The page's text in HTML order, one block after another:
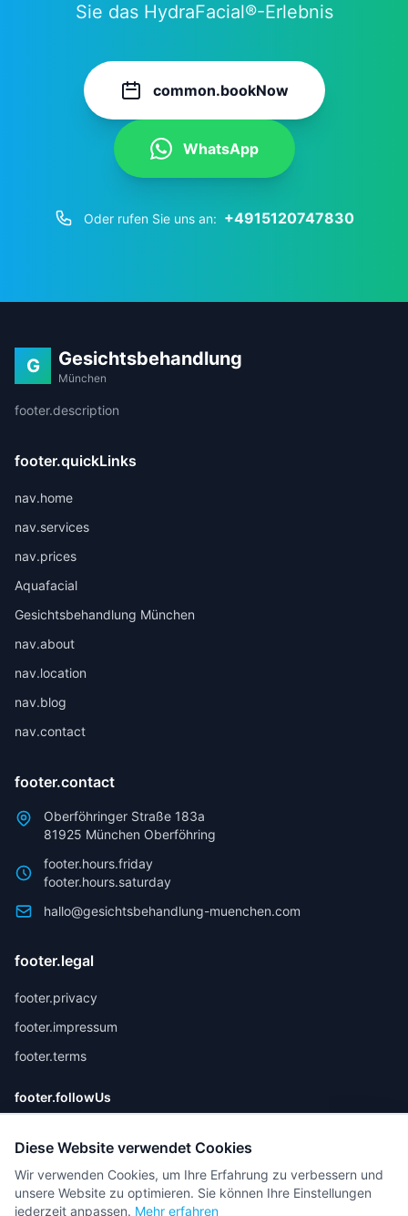
Sie das HydraFacial®-Erlebnis
common.bookNow
WhatsApp
Oder rufen Sie uns an: +4915120747830
G Gesichtsbehandlung
München
footer.description
footer.quickLinks
nav.home
nav.services
nav.prices
Aquafacial
Gesichtsbehandlung München
nav.about
nav.location
nav.blog
nav.contact
footer.contact
Oberföhringer Straße 183a
81925 München Oberföhring
footer.hours.friday
footer.hours.saturday
hallo@gesichtsbehandlung-muenchen.com
footer.legal
footer.privacy
footer.impressum
footer.terms
footer.followUs
Diese Website verwendet Cookies
Wir verwenden Cookies, um Ihre Erfahrung zu verbessern und
unsere Website zu optimieren. Sie können Ihre Einstellungen
jederzeit anpassen. Mehr erfahren